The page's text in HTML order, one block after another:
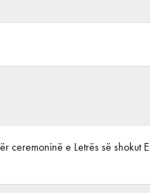
ceremoninë e Letrës së shokut